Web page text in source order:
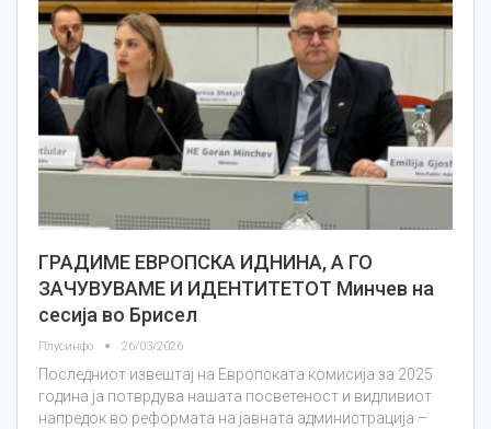
ГРАДИМЕ ЕВРОПСКА ИДНИНА, А ГО
ЗАЧУВУВАМЕ И ИДЕНТИТЕТОТ Минчев на
сесија во Брисел
Плусинфо 26/03/2026
Последниот извештај на Европската комисија за 2025
година ја потврдува нашата посветеност и видливиот
напредок во реформата на јавната администрација –